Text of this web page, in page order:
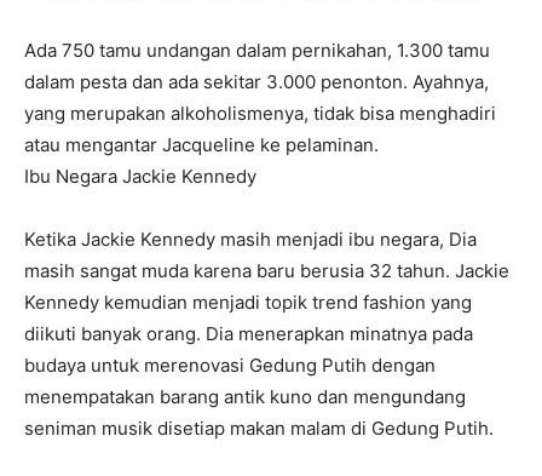
Ada 750 tamu undangan dalam pernikahan, 1.300 tamu
dalam pesta dan ada sekitar 3.000 penonton. Ayahnya,
yang merupakan alkoholismenya, tidak bisa menghadiri
atau mengantar Jacqueline ke pelaminan.
Ibu Negara Jackie Kennedy
Ketika Jackie Kennedy masih menjadi ibu negara, Dia
masih sangat muda karena baru berusia 32 tahun. Jackie
Kennedy kemudian menjadi topik trend fashion yang
diikuti banyak orang. Dia menerapkan minatnya pada
budaya untuk merenovasi Gedung Putih dengan
menempatakan barang antik kuno dan mengundang
seniman musik disetiap makan malam di Gedung Putih.